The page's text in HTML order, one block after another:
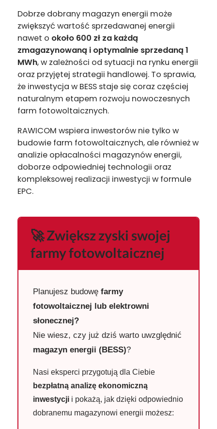
Dobrze dobrany magazyn energii może
zwiększyć wartość sprzedawanej energii
nawet o około 600 zł za każdą
zmagazynowaną i optymalnie sprzedaną 1
MWh, w zależności od sytuacji na rynku energii
oraz przyjętej strategii handlowej. To sprawia,
że inwestycja w BESS staje się coraz częściej
naturalnym etapem rozwoju nowoczesnych
farm fotowoltaicznych.
RAWICOM wspiera inwestorów nie tylko w
budowie farm fotowoltaicznych, ale również w
analizie opłacalności magazynów energii,
doborze odpowiedniej technologii oraz
kompleksowej realizacji inwestycji w formule
EPC.
🚀 Zwiększ zyski swojej
farmy fotowoltaicznej
Planujesz budowęfarmy
fotowoltaicznej lub elektrowni
słonecznej?
Nie wiesz, czy już dziś warto uwzględnić
magazyn energii (BESS)?
Nasi eksperci przygotują dla Ciebie
bezpłatną analizę ekonomiczną
inwestycji i pokażą, jak dzięki odpowiednio
dobranemu magazynowi energii możesz: